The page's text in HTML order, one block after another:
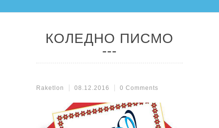
КОЛЕДНО ПИСМО
Raketlon 08.12.2016 0 Comments